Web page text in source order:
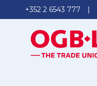
+352 2 6543 777